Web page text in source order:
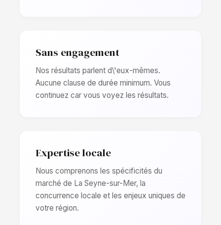
Sans engagement
Nos résultats parlent d\'eux-mêmes.
Aucune clause de durée minimum. Vous
continuez car vous voyez les résultats.
Expertise locale
Nous comprenons les spécificités du
marché de La Seyne-sur-Mer, la
concurrence locale et les enjeux uniques de
votre région.